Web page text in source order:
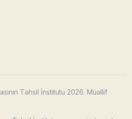
Təhsil İnstitutu 2026. Müəllif